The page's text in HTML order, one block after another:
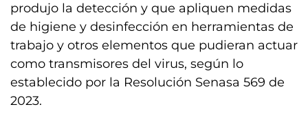
produjo la detección y que apliquen medidas
de higiene y desinfección en herramientas de
trabajo y otros elementos que pudieran actuar
como transmisores del virus, según lo
establecido por la Resolución Senasa 569 de
2023.